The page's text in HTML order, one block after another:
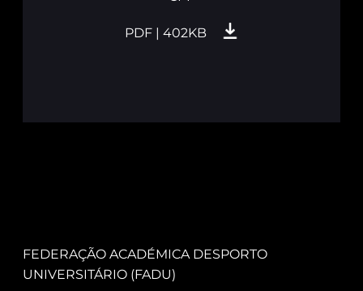
PDF | 402KB
FEDERAÇÃO ACADÉMICA DESPORTO
UNIVERSITÁRIO (FADU)